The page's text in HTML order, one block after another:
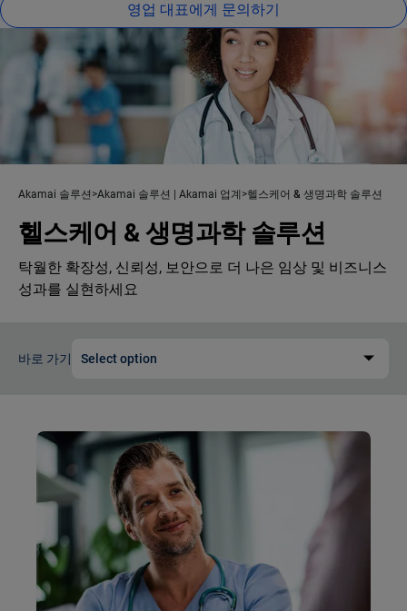
영업 대표에게 문의하기
Akamai 솔루션 Akamai 솔루션 | Akamai 업계 헬스케어 & 생명과학 솔루션
헬스케어 & 생명과학 솔루션
탁월한 확장성, 신뢰성, 보안으로 더 나은 임상 및 비즈니스
성과를 실현하세요
바로 가기 Select option